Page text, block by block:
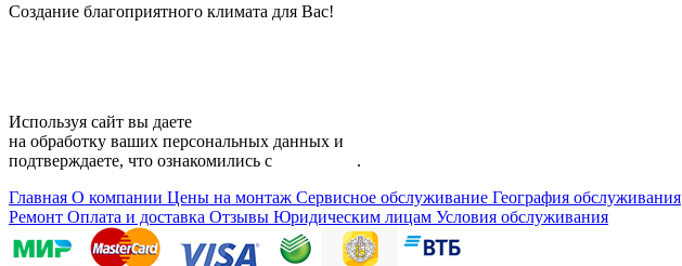
Создание благоприятного климата для Вас!
Используя сайт вы даете
на обработку ваших персональных данных и
подтверждаете, что ознакомились с
.
Главная О компании Цены на монтаж Сервисное обслуживание География обслуживания
Ремонт Оплата и доставка Отзывы Юридическим лицам Условия обслуживания